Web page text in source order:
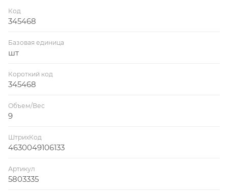
Код
345468
Базовая единица
шт
Короткий код
345468
Объем/Вес
9
ШтрихКод
4630049106133
Артикул
5803335